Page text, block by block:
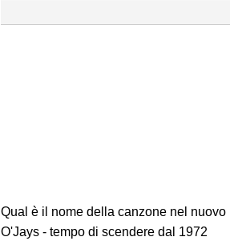
Qual è il nome della canzone nel
O'Jays - tempo di scendere dal 1972